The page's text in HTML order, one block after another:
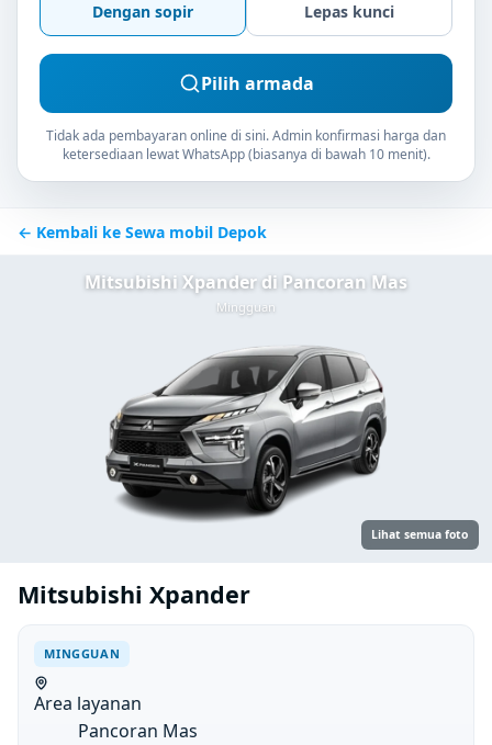
Dengan sopir Lepas kunci
Pilih armada
Tidak ada pembayaran online di sini. Admin konfirmasi harga dan
ketersediaan lewat WhatsApp (biasanya di bawah 10 menit).
← Kembali ke Sewa mobil Depok
Mitsubishi Xpander di Pancoran Mas
Mingguan
Lihat semua foto
Mitsubishi Xpander
MINGGUAN
Area layanan
Pancoran Mas